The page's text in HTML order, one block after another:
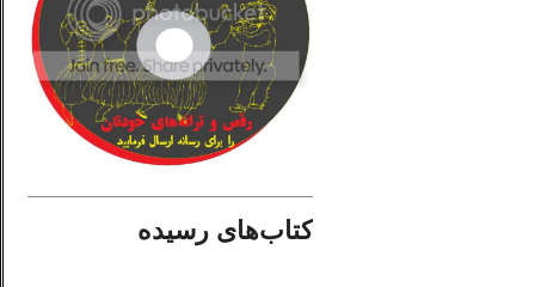
کتاب‌های رسیده